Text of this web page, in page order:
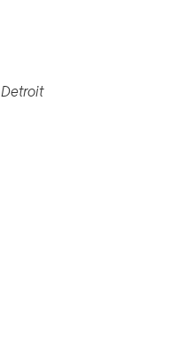
461 Burroughs St, Detroit